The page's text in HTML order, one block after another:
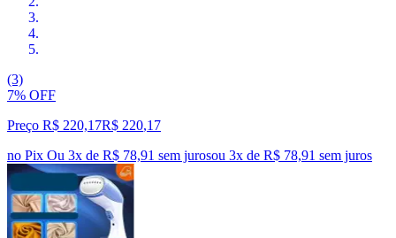
(3)
7% OFF
Preço R$ 220,17R$ 220,17
no Pix Ou 3x de R$ 78,91 sem jurosou 3x de R$ 78,91 sem juros